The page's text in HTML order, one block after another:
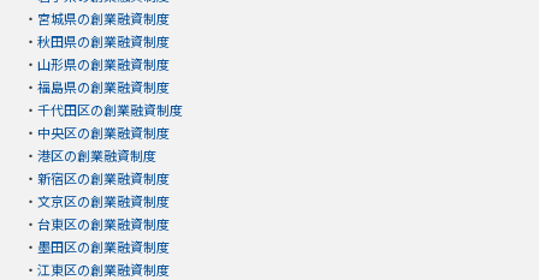
・ 宮城県の創業融資制度
・ 秋田県の創業融資制度
・ 山形県の創業融資制度
・ 福島県の創業融資制度
・ 千代田区の創業融資制度
・ 中央区の創業融資制度
・ 港区の創業融資制度
・ 新宿区の創業融資制度
・ 文京区の創業融資制度
・ 台東区の創業融資制度
・ 墨田区の創業融資制度
・ 江東区の創業融資制度